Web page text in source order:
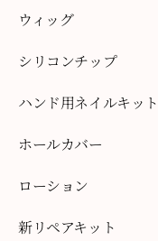
ウィッグ
シリコンチップ
ハンド用ネイルキット
ホールカバー
ローション
新リペアキット